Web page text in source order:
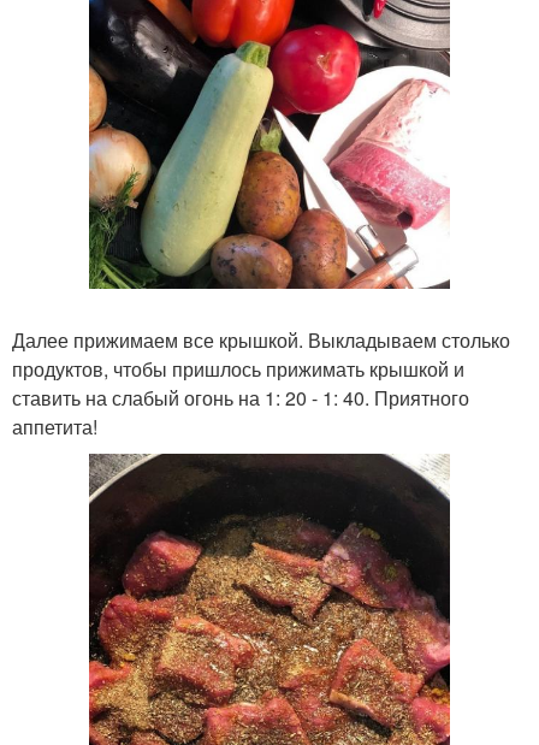
Далее прижимаем все крышкой. Выкладываем столько
продуктов, чтобы пришлось прижимать крышкой и
ставить на слабый огонь на 1: 20 - 1: 40. Приятного
аппетита!